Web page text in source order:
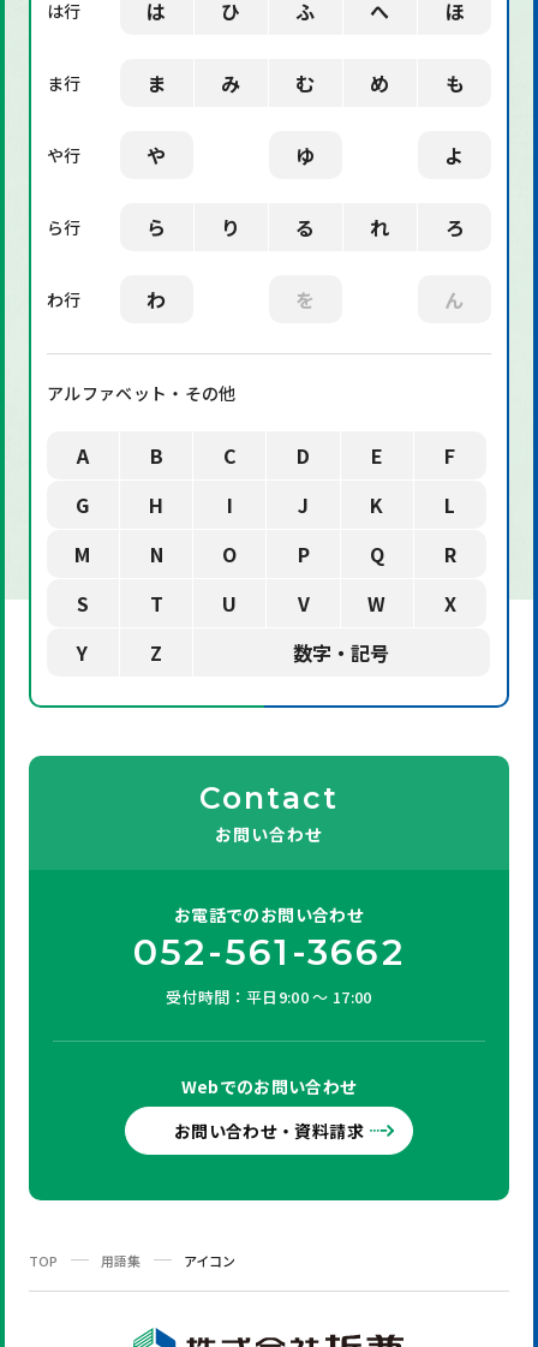
は行 は ひ ふ へ ほ
ま行 ま み む め も
や行 や ゆ よ
ら行 ら り る れ ろ
わ行 わ を ん
アルファベット・その他
A B C D E
F
G
H I J K
L
M
N O P Q
R
S
T U V W
X
Y
Z 数字・記号
Contact
お問い合わせ
お電話でのお問い合わせ
052-561-3662
受付時間：平日9:00 ～ 17:00
Webでのお問い合わせ
お問い合わせ・資料請求
TOP 用語集 アイコン